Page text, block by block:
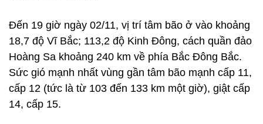
Đến 19 giờ ngày 02/11, vị trí tâm bão ở vào khoảng
18,7 độ Vĩ Bắc; 113,2 độ Kinh Đông, cách quần đảo
Hoàng Sa khoảng 240 km về phía Bắc Đông Bắc.
Sức gió mạnh nhất vùng gần tâm bão mạnh cấp 11,
cấp 12 (tức là từ 103 đến 133 km một giờ), giật cấp
14, cấp 15.